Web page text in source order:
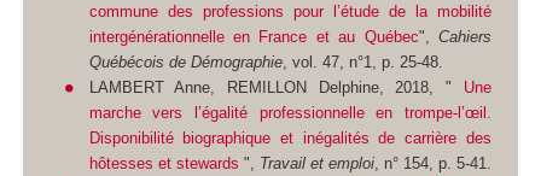
commune des professions pour l’étude de la mobilité
intergénérationnelle en France et au Québec", Cahiers
Québécois de Démographie, vol. 47, n°1, p. 25-48.
LAMBERT Anne, REMILLON Delphine, 2018, " Une
marche vers l’égalité professionnelle en trompe-l’œil‪.
Disponibilité biographique et inégalités de carrière des
hôtesses et stewards ", Travail et emploi, n° 154, p. 5-41.